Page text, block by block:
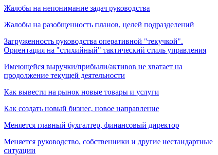
Жалобы на непонимание задач руководства
Жалобы на разобщенность планов, целей подразделений
Загруженность руководства оперативной "текучкой".
Ориентация на "стихийный" тактический стиль управления
Имеющейся выручки/прибыли/активов не хватает на
продолжение текущей деятельности
Как вывести на рынок новые товары и услуги
Как создать новый бизнес, новое направление
Меняется главный бухгалтер, финансовый директор
Меняется руководство, собственники и другие нестандартные
ситуации